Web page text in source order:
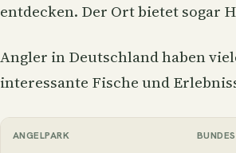
entdecken. Der Ort bietet sogar
Angler in Deutschland haben
interessante Fische und
ANGELPARK